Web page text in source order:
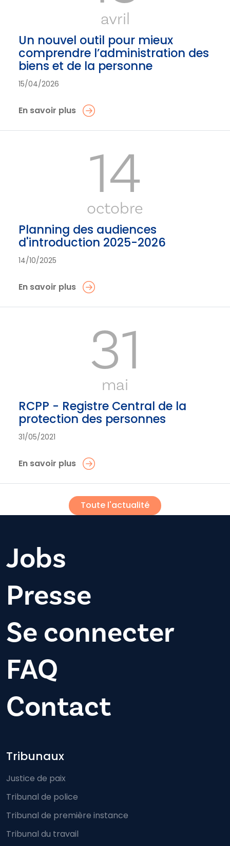
avril
Un nouvel outil pour mieux
comprendre l’administration des
biens et de la personne
15/04/2026
En savoir plus
14
octobre
Planning des audiences
d'introduction 2025-2026
14/10/2025
En savoir plus
31
mai
RCPP - Registre Central de la
protection des personnes
31/05/2021
En savoir plus
Toute l'actualité
Jobs
Presse
Se connecter
FAQ
Contact
Footer-menu
Tribunaux
Justice de paix
Tribunal de police
Tribunal de première instance
Tribunal du travail